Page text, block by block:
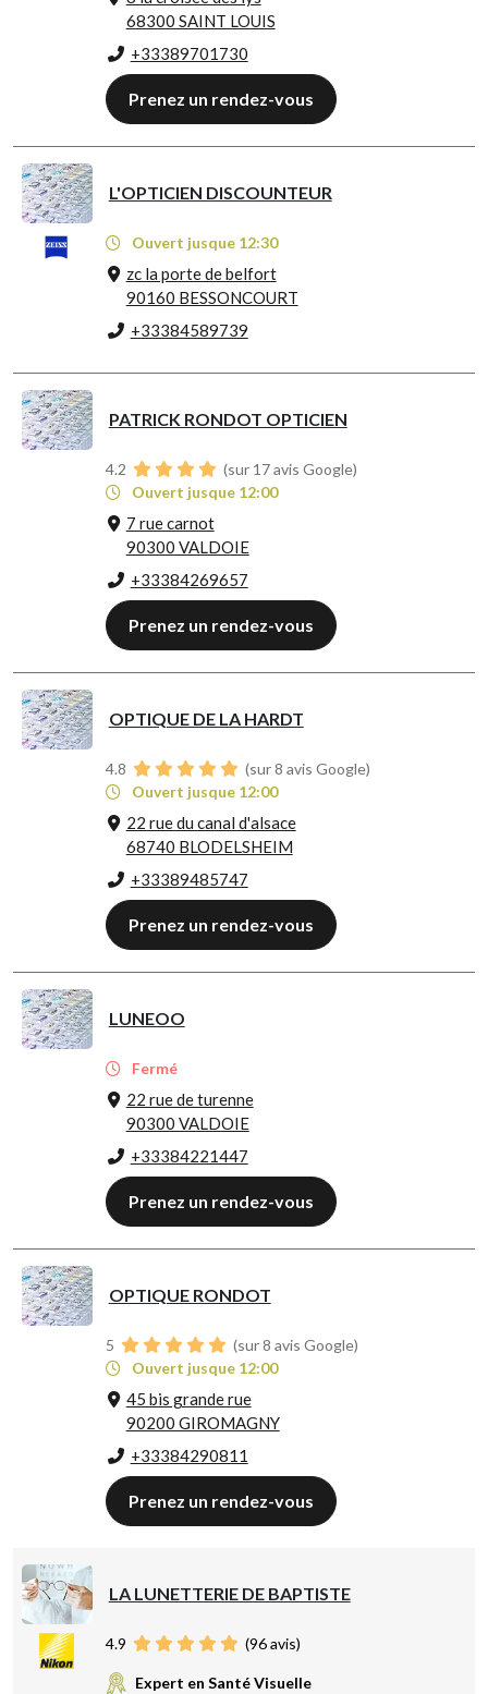
68300 SAINT LOUIS
+33389701730
Prenez un rendez-vous
L'OPTICIEN DISCOUNTEUR
Ouvert jusque 12:30
zc la porte de belfort
90160 BESSONCOURT
+33384589739
PATRICK RONDOT OPTICIEN
4.2
(sur 17 avis Google)
Ouvert jusque 12:00
7 rue carnot
90300 VALDOIE
+33384269657
Prenez un rendez-vous
OPTIQUE DE LA HARDT
4.8
(sur 8 avis Google)
Ouvert jusque 12:00
22 rue du canal d'alsace
68740 BLODELSHEIM
+33389485747
Prenez un rendez-vous
LUNEOO
Fermé
22 rue de turenne
90300 VALDOIE
+33384221447
Prenez un rendez-vous
OPTIQUE RONDOT
5
(sur 8 avis Google)
Ouvert jusque 12:00
45 bis grande rue
90200 GIROMAGNY
+33384290811
Prenez un rendez-vous
LA LUNETTERIE DE BAPTISTE
4.9 (96avis)
Expert en Santé Visuelle